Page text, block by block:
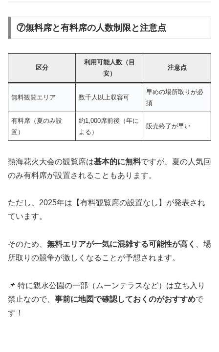
⑦無料席と有料席の人数制限と注意点
区分
利用可能人数（目
安）
注意点
無料観覧エリア 数千人以上収容可
早めの場所取りが必
須
有料席（夏のみ設
置）
約1,000席前後（年に
よる）
販売終了が早い
熱海花火大会の観覧席は基本的に無料ですが、夏の人気回
のみ有料席が設置されることもあります。
ただし、2025年は【有料観覧席の設置なし】が発表され
ています。
そのため、 無料エリアが一気に混雑する可能性が高く
、場
所取りの競争が激しくなることが予想されます。
📌 特に親水公園の一部（ムーンテラスなど）は立ち入り
禁止なので、 事前に地図で確認しておくのがおすすめで
す！